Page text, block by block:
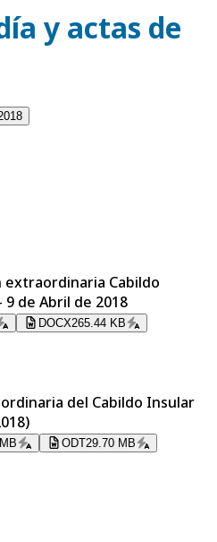
y actas de
extraordinaria Cabildo
de Abril de 2018
DOCX265.44 KB
del Cabildo Insular
ODT29.70 MB